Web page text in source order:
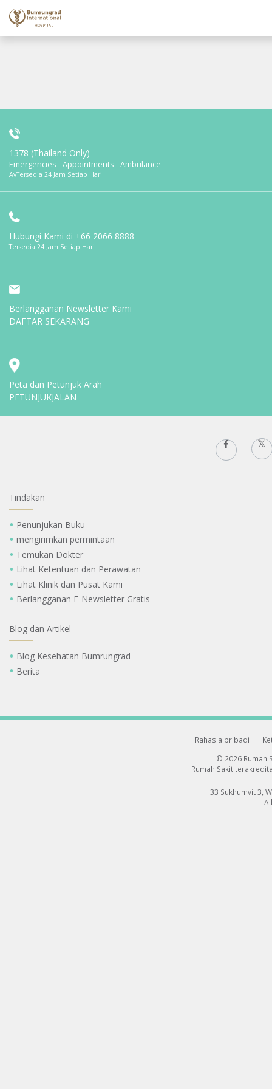
1378 (Thailand Only)
Emergencies - Appointments - Ambulance
AvTersedia 24 Jam Setiap Hari
Hubungi Kami di +66 2066 8888
Tersedia 24 Jam Setiap Hari
Berlangganan Newsletter Kami
DAFTAR SEKARANG
Peta dan Petunjuk Arah
PETUNJUKJALAN
Tindakan
Penunjukan Buku
mengirimkan permintaan
Temukan Dokter
Lihat Ketentuan dan Perawatan
Lihat Klinik dan Pusat Kami
Berlangganan E-Newsletter Gratis
Blog dan Artikel
Blog Kesehatan Bumrungrad
Berita
Rahasia pribadi |
© 2026 Rumah
Rumah Sakit
33 Sukhumvit 3,